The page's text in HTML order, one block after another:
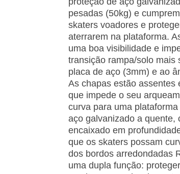
pesadas (50kg) e
skaters voadores e
aterrarem na plataforma.
uma boa visibilidade e
transição rampa/solo mais
placa de aço (3mm) e ao
As chapas estão assentes
que impede o seu
curva para uma
aço galvanizado a quente,
encaixado em
que os skaters possam
dos bordos arredondadas
uma dupla função: